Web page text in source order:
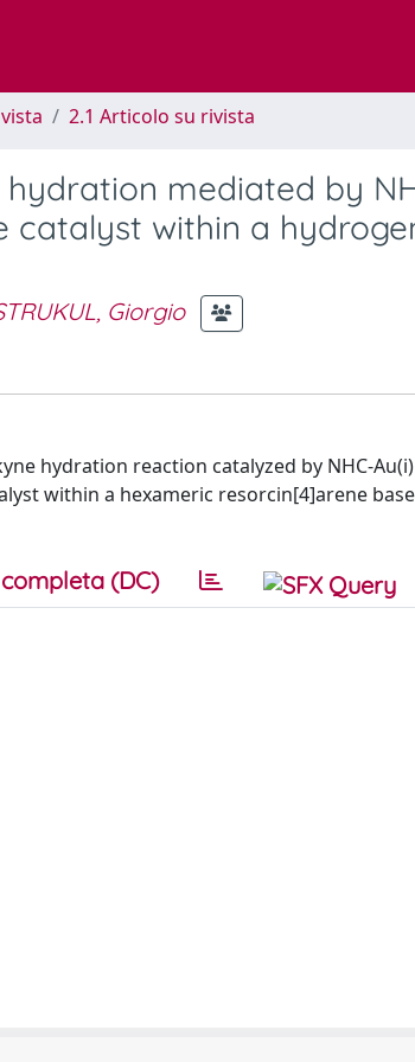
2.1 Articolo su rivista
mediated by
within a
Giorgio
hydration reaction catalyzed by NHC-
within a hexameric resorcin[4]arene
(DC)